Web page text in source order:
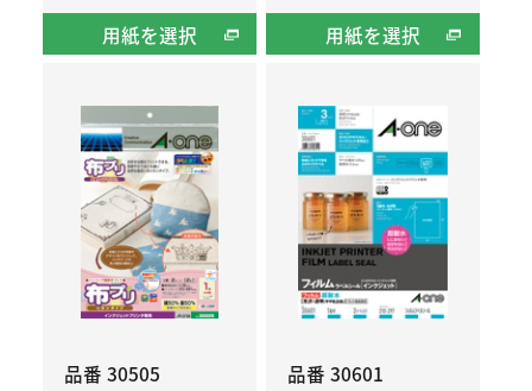
用紙を選択 用紙を選択
品番 30505
品番 30601